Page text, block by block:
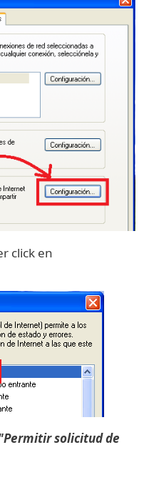
click en
solicitud de